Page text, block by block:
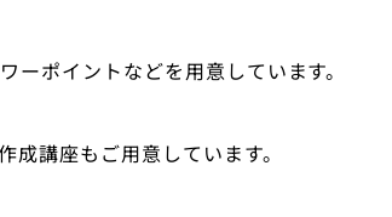
ポイントなどを用意しています。
講座もご用意しています。